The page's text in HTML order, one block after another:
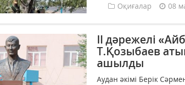
Оқиғалар 08
ІІ дәрежелі
Т.Қозыбаев
ашылды
Аудан әкімі Берік